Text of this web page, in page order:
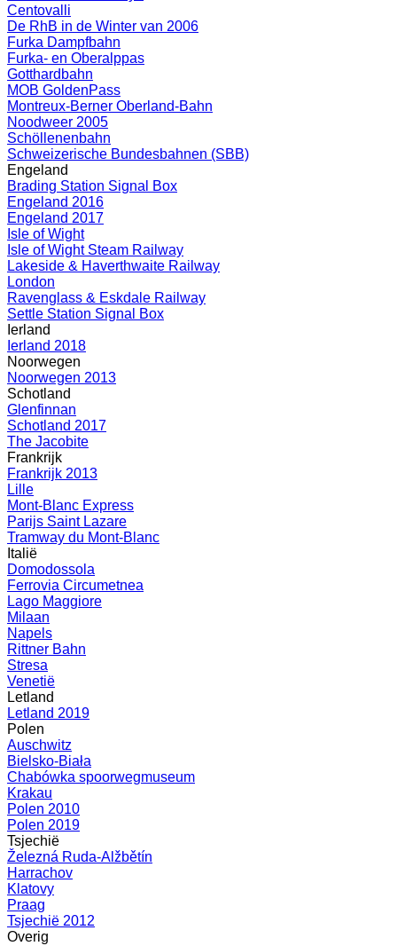
Centovalli
De RhB in de Winter van 2006
Furka Dampfbahn
Furka- en Oberalppas
Gotthardbahn
MOB GoldenPass
Montreux-Berner Oberland-Bahn
Noodweer 2005
Schöllenenbahn
Schweizerische Bundesbahnen (SBB)
Engeland
Brading Station Signal Box
Engeland 2016
Engeland 2017
Isle of Wight
Isle of Wight Steam Railway
Lakeside & Haverthwaite Railway
London
Ravenglass & Eskdale Railway
Settle Station Signal Box
Ierland
Ierland 2018
Noorwegen
Noorwegen 2013
Schotland
Glenfinnan
Schotland 2017
The Jacobite
Frankrijk
Frankrijk 2013
Lille
Mont-Blanc Express
Parijs Saint Lazare
Tramway du Mont-Blanc
Italië
Domodossola
Ferrovia Circumetnea
Lago Maggiore
Milaan
Napels
Rittner Bahn
Stresa
Venetië
Letland
Letland 2019
Polen
Auschwitz
Bielsko-Biała
Chabówka spoorwegmuseum
Krakau
Polen 2010
Polen 2019
Tsjechië
Železná Ruda-Alžbětín
Harrachov
Klatovy
Praag
Tsjechië 2012
Overig